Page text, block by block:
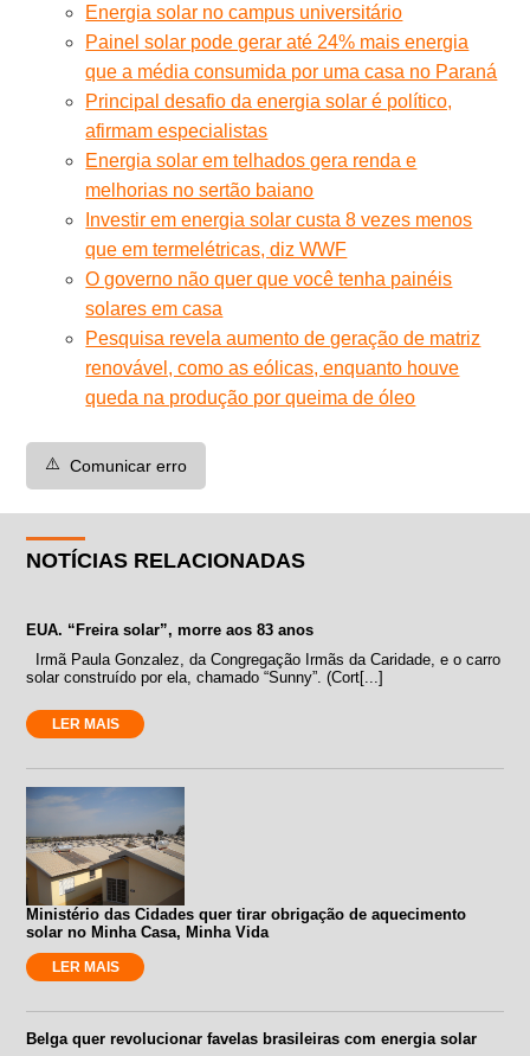
Energia solar no campus universitário
Painel solar pode gerar até 24% mais energia
que a média consumida por uma casa no Paraná
Principal desafio da energia solar é político,
afirmam especialistas
Energia solar em telhados gera renda e
melhorias no sertão baiano
Investir em energia solar custa 8 vezes menos
que em termelétricas, diz WWF
O governo não quer que você tenha painéis
solares em casa
Pesquisa revela aumento de geração de matriz
renovável, como as eólicas, enquanto houve
queda na produção por queima de óleo
⚠️ Comunicar erro
NOTÍCIAS RELACIONADAS
EUA. “Freira solar”, morre aos 83 anos
Irmã Paula Gonzalez, da Congregação Irmãs da Caridade, e o carro
solar construído por ela, chamado “Sunny”. (Cort[...]
LER MAIS
Ministério das Cidades quer tirar obrigação de aquecimento
solar no Minha Casa, Minha Vida
LER MAIS
Belga quer revolucionar favelas brasileiras com energia solar